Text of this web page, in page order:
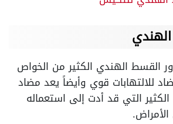
القسط الهندي الكثير من الخواص
للالتهابات قوي وأيضاً يعد مضاد
الكثير التي قد أدت إلى استعماله